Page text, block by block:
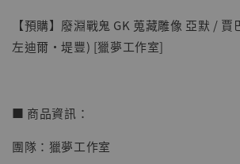
【店內現貨】七龍珠 系列蒐藏雕
【預購】廢淵戰鬼 GK 蒐藏雕像 亞默 /
左迪爾·堤豐) [獵夢工作室]
■ 商品資訊：
團隊：獵夢工作室